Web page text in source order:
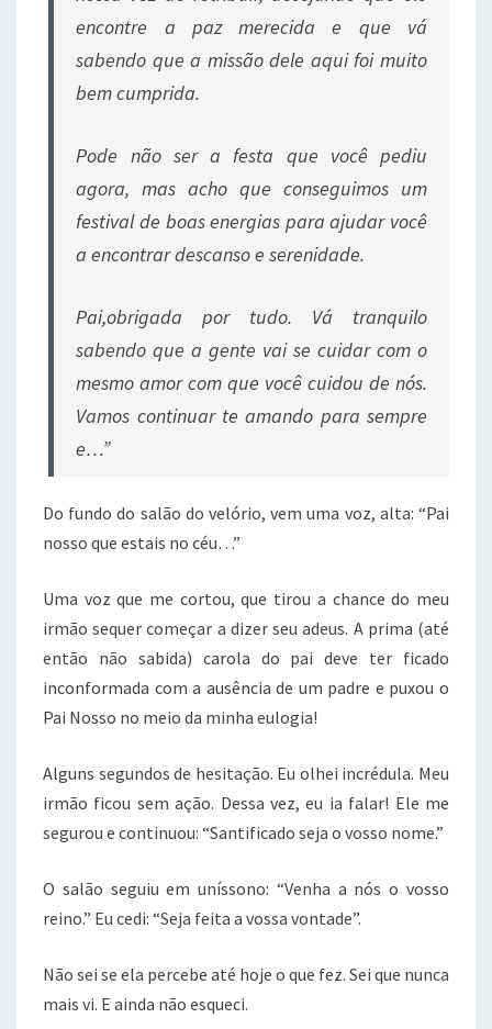
encontre a paz merecida e que vá
sabendo que a missão dele aqui foi muito
bem cumprida.
Pode não ser a festa que você pediu
agora, mas acho que conseguimos um
festival de boas energias para ajudar você
a encontrar descanso e serenidade.
Pai,obrigada por tudo. Vá tranquilo
sabendo que a gente vai se cuidar com o
mesmo amor com que você cuidou de nós.
Vamos continuar te amando para sempre
e…”
Do fundo do salão do velório, vem uma voz, alta: “Pai
nosso que estais no céu…”
Uma voz que me cortou, que tirou a chance do meu
irmão sequer começar a dizer seu adeus. A prima (até
então não sabida) carola do pai deve ter ficado
inconformada com a ausência de um padre e puxou o
Pai Nosso no meio da minha eulogia!
Alguns segundos de hesitação. Eu olhei incrédula. Meu
irmão ficou sem ação. Dessa vez, eu ia falar! Ele me
segurou e continuou: “Santificado seja o vosso nome.”
O salão seguiu em uníssono: “Venha a nós o vosso
reino.” Eu cedi: “Seja feita a vossa vontade”.
Não sei se ela percebe até hoje o que fez. Sei que nunca
mais vi. E ainda não esqueci.